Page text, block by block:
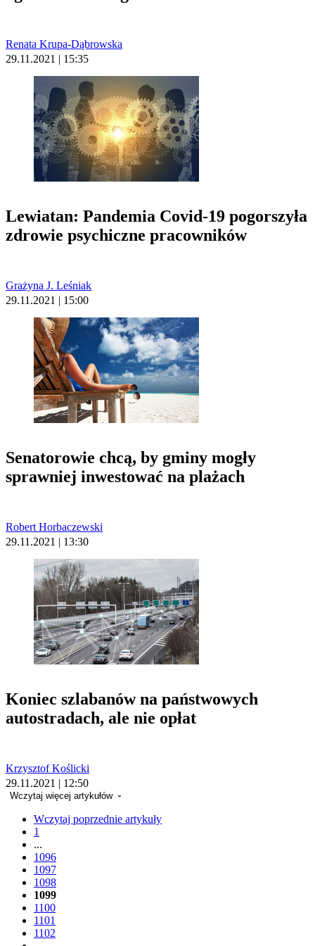
Renata Krupa-Dąbrowska
29.11.2021 | 15:35
Lewiatan: Pandemia Covid-19 pogorszyła
zdrowie psychiczne pracowników
Grażyna J. Leśniak
29.11.2021 | 15:00
Senatorowie chcą, by gminy mogły
sprawniej inwestować na plażach
Robert Horbaczewski
29.11.2021 | 13:30
Koniec szlabanów na państwowych
autostradach, ale nie opłat
Krzysztof Koślicki
29.11.2021 | 12:50
Wczytaj więcej artykułów
Wczytaj poprzednie artykuły
1
...
1096
1097
1098
1099
1100
1101
1102